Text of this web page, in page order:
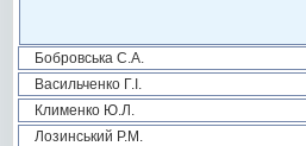
Бобровська С.А.
Васильченко Г.І.
Клименко Ю.Л.
Лозинський Р.М.